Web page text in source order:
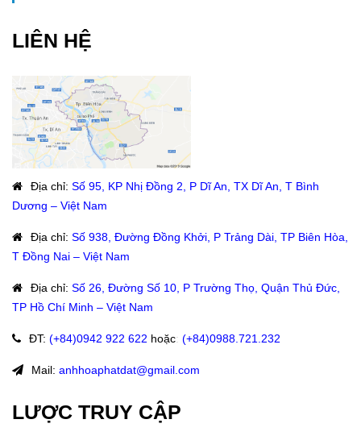
LIÊN HỆ
Địa chỉ: Số 95, KP Nhị Đồng 2, P Dĩ An, TX Dĩ An, T Bình
Dương – Việt Nam
Địa chỉ: Số 938, Đường Đồng Khởi, P Trảng Dài, TP Biên Hòa,
T Đồng Nai – Việt Nam
Địa chỉ: Số 26, Đường Số 10, P Trường Thọ, Quận Thủ Đức,
TP Hồ Chí Minh – Việt Nam
ĐT: (+84)0942 922 622 hoặc: (+84)0988.721.232
Mail: anhhoaphatdat@gmail.com
LƯỢC TRUY CẬP